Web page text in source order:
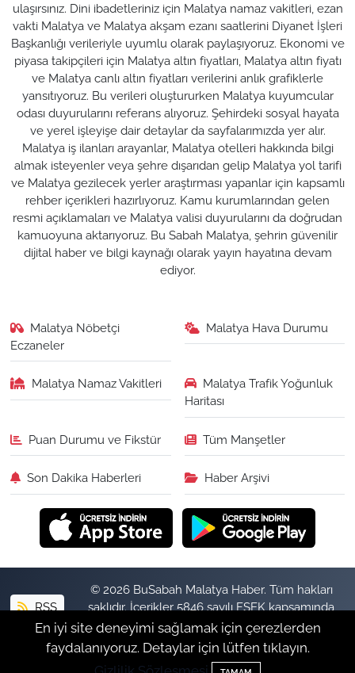
ulaşırsınız. Dini ibadetleriniz için Malatya namaz vakitleri, ezan
vakti Malatya ve Malatya akşam ezanı saatlerini Diyanet İşleri
Başkanlığı verileriyle uyumlu olarak paylaşıyoruz. Ekonomi ve
piyasa takipçileri için Malatya altın fiyatları, Malatya altın fiyatı
ve Malatya canlı altın fiyatları verilerini anlık grafiklerle
yansıtıyoruz. Bu verileri oluştururken Malatya kuyumcular
odası duyurularını referans alıyoruz. Şehirdeki sosyal hayata
ve yerel işleyişe dair detaylar da sayfalarımızda yer alır.
Malatya iş ilanları arayanlar, Malatya otelleri hakkında bilgi
almak isteyenler veya şehre dışarıdan gelip Malatya yol tarifi
ve Malatya gezilecek yerler araştırması yapanlar için kapsamlı
rehber içerikleri hazırlıyoruz. Kamu kurumlarından gelen
resmi açıklamaları ve Malatya valisi duyurularını da doğrudan
kamuoyuna aktarıyoruz. Bu Sabah Malatya, şehrin güvenilir
dijital haber ve bilgi kaynağı olarak yayın hayatına devam
ediyor.
Malatya Nöbetçi
Eczaneler
Malatya Hava Durumu
Malatya Namaz Vakitleri
Malatya Trafik Yoğunluk
Haritası
Puan Durumu ve Fikstür Tüm Manşetler
Son Dakika Haberleri Haber Arşivi
RSS
© 2026 BuSabah Malatya Haber. Tüm hakları
saklıdır. İçerikler 5846 sayılı FSEK kapsamında
izinsiz kopyalanamaz.
Haber Yazılımı:TE Bilişim
En iyi site deneyimi sağlamak için çerezlerden
faydalanıyoruz. Detaylar için lütfen tıklayın.